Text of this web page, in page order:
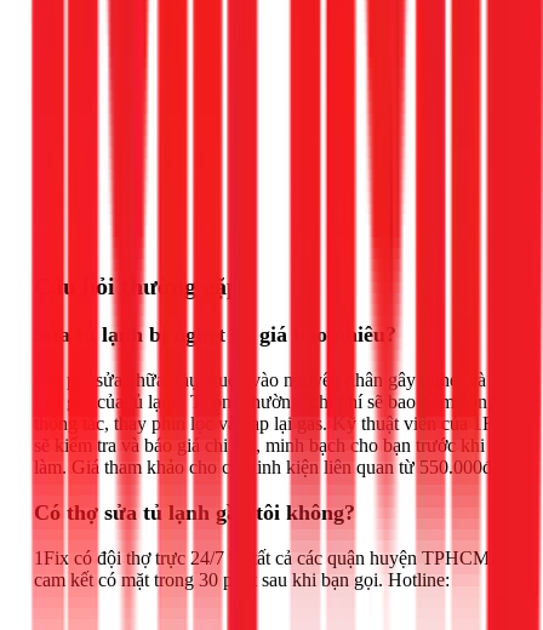
Câu hỏi thường gặp
Sửa tủ lạnh bị nghẹt ga giá bao nhiêu?
Chi phí sửa chữa phụ thuộc vào nguyên nhân gây nghẹt và
loại gas của tủ lạnh. Thông thường, chi phí sẽ bao gồm công
thông tắc, thay phin lọc và nạp lại gas. Kỹ thuật viên của 1Fix
sẽ kiểm tra và báo giá chi tiết, minh bạch cho bạn trước khi
làm. Giá tham khảo cho các linh kiện liên quan từ 550.000đ.
Có thợ sửa tủ lạnh gần tôi không?
1Fix có đội thợ trực 24/7 tại tất cả các quận huyện TPHCM,
cam kết có mặt trong 30 phút sau khi bạn gọi. Hotline: